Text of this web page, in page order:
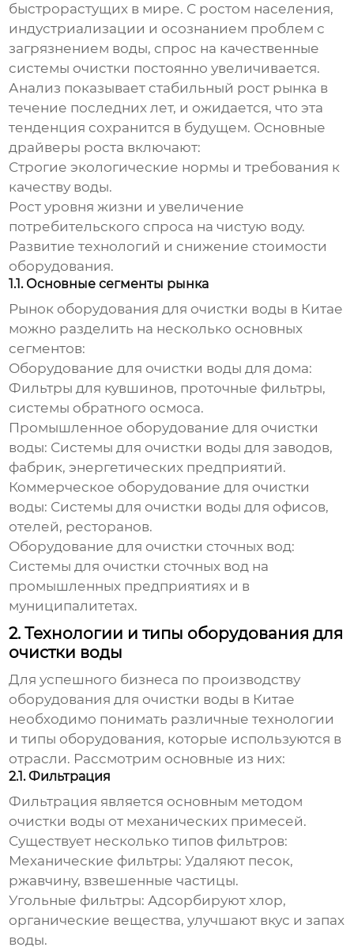
быстрорастущих в мире. С ростом населения,
индустриализации и осознанием проблем с
загрязнением воды, спрос на качественные
системы очистки постоянно увеличивается.
Анализ показывает стабильный рост рынка в
течение последних лет, и ожидается, что эта
тенденция сохранится в будущем. Основные
драйверы роста включают:
Строгие экологические нормы и требования к
качеству воды.
Рост уровня жизни и увеличение
потребительского спроса на чистую воду.
Развитие технологий и снижение стоимости
оборудования.
1.1. Основные сегменты рынка
Рынок оборудования для очистки воды в Китае
можно разделить на несколько основных
сегментов:
Оборудование для очистки воды для дома:
Фильтры для кувшинов, проточные фильтры,
системы обратного осмоса.
Промышленное оборудование для очистки
воды: Системы для очистки воды для заводов,
фабрик, энергетических предприятий.
Коммерческое оборудование для очистки
воды: Системы для очистки воды для офисов,
отелей, ресторанов.
Оборудование для очистки сточных вод:
Системы для очистки сточных вод на
промышленных предприятиях и в
муниципалитетах.
2. Технологии и типы оборудования для
очистки воды
Для успешного бизнеса по производству
оборудования для очистки воды в Китае
необходимо понимать различные технологии
и типы оборудования, которые используются в
отрасли. Рассмотрим основные из них:
2.1. Фильтрация
Фильтрация является основным методом
очистки воды от механических примесей.
Существует несколько типов фильтров:
Механические фильтры: Удаляют песок,
ржавчину, взвешенные частицы.
Угольные фильтры: Адсорбируют хлор,
органические вещества, улучшают вкус и запах
воды.